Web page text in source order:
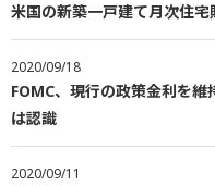
米国の新築一戸建て月次住
2020/09/18
FOMC、現行の政策金利を
は認識
2020/09/11